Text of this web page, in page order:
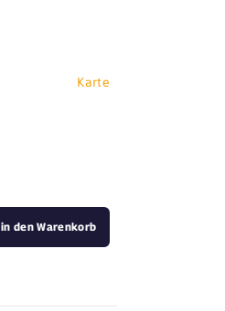
Karte
in den Warenkorb